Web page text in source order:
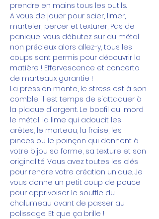
prendre en mains tous les outils.
A vous de jouer pour scier, limer,
marteler, percer et texturer, Pas de
panique, vous débutez sur du métal
non précieux alors allez-y, tous les
coups sont permis pour découvrir la
matière ! Effervescence et concerto
de marteaux garantie !
La pression monte, le stress est à son
comble, il est temps de s'attaquer à
la plaque d'argent. Le bocfil qui mord
le métal, la lime qui adoucit les
arêtes, le marteau, la fraise, les
pinces ou le poinçon qui donnent à
votre bijou sa forme, sa texture et son
originalité. Vous avez toutes les clés
pour rendre votre création unique. Je
vous donne un petit coup de pouce
pour apprivoiser le souffle du
chalumeau avant de passer au
polissage. Et que ça brille !